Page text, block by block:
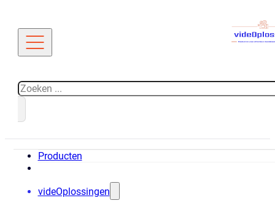
Zoeken
Producten
videOplossingen